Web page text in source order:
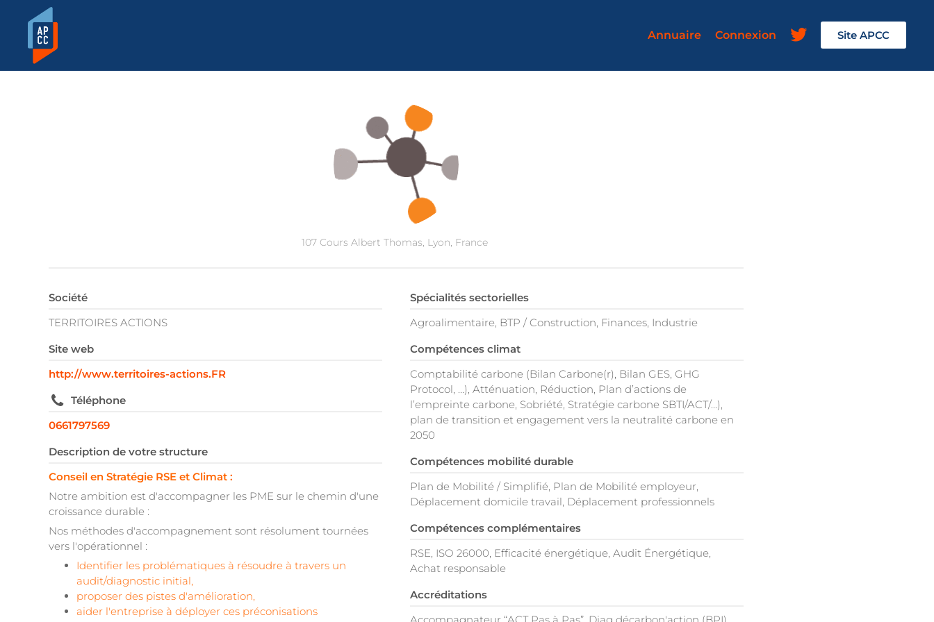
Annuaire Connexion Site APCC
107 Cours Albert Thomas, Lyon, France
Société
TERRITOIRES ACTIONS
Site web
http://www.territoires-actions.FR
Téléphone
0661797569
Description de votre structure
Conseil en Stratégie RSE et Climat :
Notre ambition est d'accompagner les PME sur le chemin d'une
croissance durable :
Nos méthodes d'accompagnement sont résolument tournées
vers l'opérationnel :
Identifier les problématiques à résoudre à travers un
audit/diagnostic initial,
proposer des pistes d'amélioration,
aider l'entreprise à déployer ces préconisations
Spécialités sectorielles
Agroalimentaire, BTP / Construction, Finances, Industrie
Compétences climat
Comptabilité carbone (Bilan Carbone(r), Bilan GES, GHG
Protocol, …), Atténuation, Réduction, Plan d’actions de
l’empreinte carbone, Sobriété, Stratégie carbone SBTI/ACT/...),
plan de transition et engagement vers la neutralité carbone en
2050
Compétences mobilité durable
Plan de Mobilité / Simplifié, Plan de Mobilité employeur,
Déplacement domicile travail, Déplacement professionnels
Compétences complémentaires
RSE, ISO 26000, Efficacité énergétique, Audit Énergétique,
Achat responsable
Accréditations